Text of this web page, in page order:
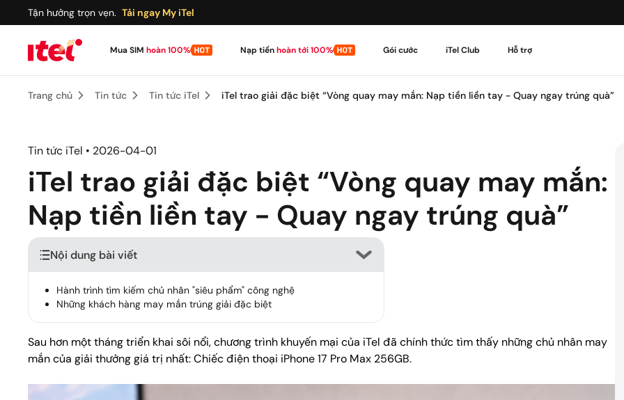
Tận hưởng trọn vẹn. Tải ngay My iTel
Mua SIM hoàn 100%
Chọn số - Mua SIM
SIM chọn số SIÊU HOT
Mua số cố định
Đầu số cố định 777, đầu số 1900, tổng đài ảo
Nạp tiềnhoàn tới 100% Gói cước iTel Club Hỗ trợ
Theo dõi đơn hàng
Tải ứng dụng My iTel
Mở My iTel - Một
Trang chủ Tin tức Tin tức iTel iTel trao giải đặc biệt “Vòng quay may mắn: Nạp tiền liền tay - Quay ngay trúng quà”
Tin tức iTel • 2026-04-01
iTel trao giải đặc biệt “Vòng quay may mắn:
Nạp tiền liền tay - Quay ngay trúng quà”
Nội dung bài viết
Hành trình tìm kiếm chủ nhân "siêu phẩm" công nghệ
Những khách hàng may mắn trúng giải đặc biệt
Sau hơn một tháng triển khai sôi nổi, chương trình khuyến mại của iTel đã chính thức tìm thấy những chủ nhân may
mắn của giải thưởng giá trị nhất: Chiếc điện thoại iPhone 17 Pro Max 256GB.